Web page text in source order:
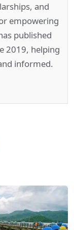
and
empowering
published
2019, helping
informed.